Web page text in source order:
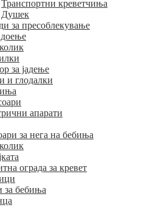
Транспортни креветчиња
Душек
за пресоблекување
за јадење
и глодалки
апарати
за нега на бебиња
ограда за кревет
за бебиња